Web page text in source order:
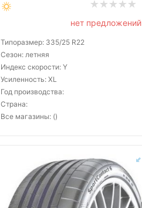
нет предложений
Типоразмер: 335/25 R22
Сезон: летняя
Индекс скорости: Y
Усиленность: XL
Год производства:
Страна:
Все магазины: ()